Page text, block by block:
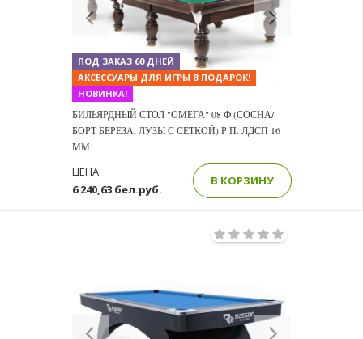
Previous Next
ПОД ЗАКАЗ 60 ДНЕЙ
АКСЕССУАРЫ ДЛЯ ИГРЫ В ПОДАРОК!
НОВИНКА!
БИЛЬЯРДНЫЙ СТОЛ "ОМЕГА" 08 Ф (СОСНА/
БОРТ БЕРЕЗА, ЛУЗЫ С СЕТКОЙ) Р.П. ЛДСП 16
ММ
6 240,63 бел.руб.
ЦЕНА
В КОРЗИНУ
Previous